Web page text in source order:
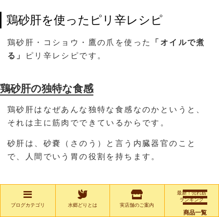
商品一覧
鶏砂肝を使ったピリ辛レシピ
鶏砂肝・コショウ・鷹の爪を使った
「オイルで煮
る」
ピリ辛レシピです。
鶏砂肝の独特な食感
鶏砂肝はなぜあんな独特な食感なのかというと、
それは主に筋肉でできているからです。
砂肝は、砂嚢（さのう）と言う内臓器官のこと
で、人間でいう胃の役割を持ちます。
砂嚢は、食べ物をすり潰そうと活発に動くため、
筋肉が発達しているのです。
ブログカテゴリ 水郷どりとは 実店舗のご案内
最新！売れ筋
ランキング